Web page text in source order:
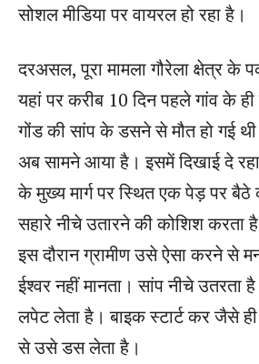
सोशल मीडिया पर वायरल हो रहा है।
दरअसल, पूरा मामला गौरेला क्षेत्र के
यहां पर करीब 10 दिन पहले गांव के
गोंड की सांप के डसने से मौत हो गई
अब सामने आया है। इसमें दिखाई दे
के मुख्य मार्ग पर स्थित एक पेड़ पर
सहारे नीचे उतारने की कोशिश करता
इस दौरान ग्रामीण उसे ऐसा करने से
ईश्वर नहीं मानता। सांप नीचे उतरता
लपेट लेता है। बाइक स्टार्ट कर जैसे
से उसे डस लेता है।